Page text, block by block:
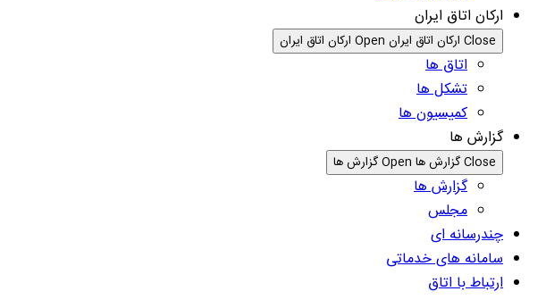
ارکان اتاق ایران
Close ارکان اتاق ایران Open ارکان اتاق ایران
اتاق ها
تشکل ها
کمیسیون ها
گزارش ها
Close گزارش ها Open گزارش ها
گزارش ها
مجلس
چندرسانه ای
سامانه های خدماتی
ارتباط با اتاق